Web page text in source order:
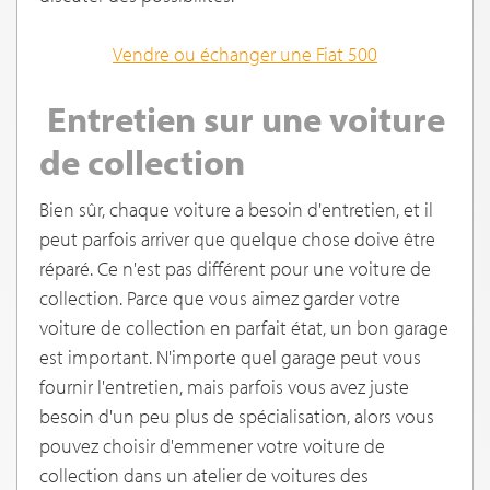
Vendre ou échanger une Fiat 500
Entretien sur une voiture
de collection
Bien sûr, chaque voiture a besoin d'entretien, et il
peut parfois arriver que quelque chose doive être
réparé. Ce n'est pas différent pour une voiture de
collection. Parce que vous aimez garder votre
voiture de collection en parfait état, un bon garage
est important. N'importe quel garage peut vous
fournir l'entretien, mais parfois vous avez juste
besoin d'un peu plus de spécialisation, alors vous
pouvez choisir d'emmener votre voiture de
collection dans un atelier de voitures des